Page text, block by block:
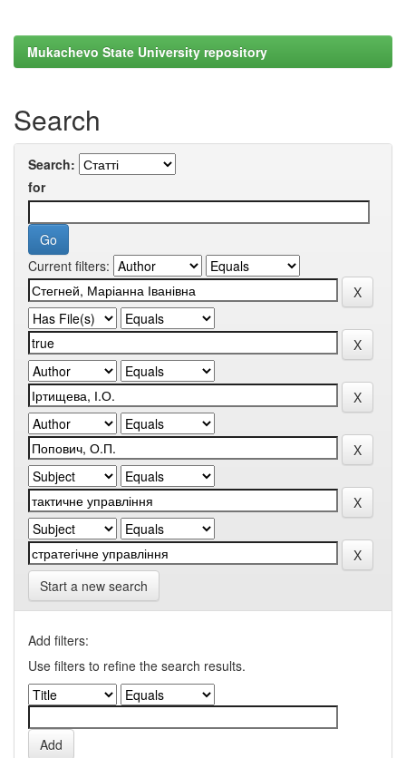
Mukachevo State University repository
Search
Search:
for
Current filters:
Start a new search
Add filters:
Use filters to refine the search results.